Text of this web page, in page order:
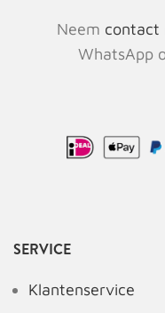
Neem contact
WhatsApp
SERVICE
Klantenservice